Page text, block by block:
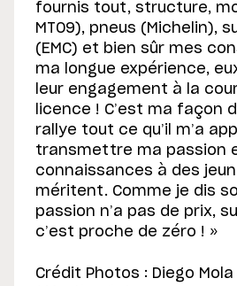
fournis tout, structure,
MT09), pneus (Michelin),
(EMC) et bien sûr mes
ma longue expérience,
leur engagement à la
licence ! C’est ma façon
rallye tout ce qu’il m’a
transmettre ma passion
connaissances à des
méritent. Comme je dis
passion n’a pas de prix,
c’est proche de zéro ! »
Crédit Photos : Diego